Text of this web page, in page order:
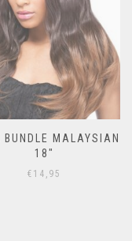
BUNDLE MALAYSIAN
18″
€ 14,95